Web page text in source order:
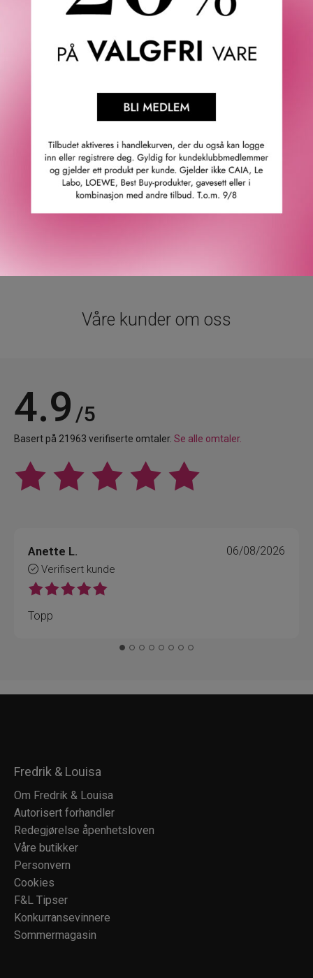
BIOTHERM
WATERLOVER HYDRATION
SUN MILK SPF 30 200 ML
380KR
TOMT PÅ NETTLAGER -
Våre kunder om oss
4.9 /5
Basert på 21963 verifiserte omtaler. Se alle omtaler.
Anette L.
Verifisert kunde
06/08/2026
Topp
Fredrik & Louisa
Om Fredrik & Louisa
Autorisert forhandler
Redegjørelse åpenhetsloven
Våre butikker
Personvern
Cookies
F&L Tipser
Konkurransevinnere
Sommermagasin